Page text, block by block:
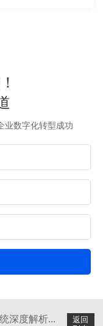
业数字化转型成功
返回
深度解析...